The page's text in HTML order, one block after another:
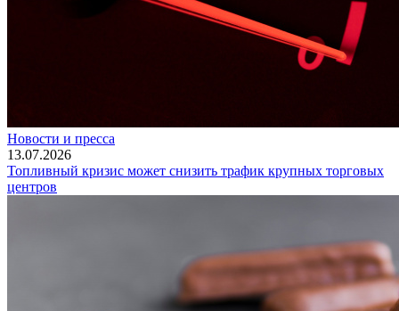
Новости и пресса
13.07.2026
Топливный кризис может снизить трафик крупных торговых
центров